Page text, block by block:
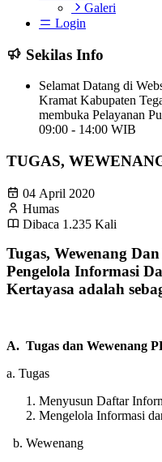
Galeri
Login
Sekilas Info
Selamat Datang di
Kramat Kabupaten
membuka Pelayanan
09:00 - 14:00 WIB
TUGAS,
04 April 2020
Humas
Dibaca 1.235 Kali
Tugas, Wewenang
Pengelola Informasi
Kertayasa adalah
A. Tugas dan Wewenang
a. Tugas
Menyusun Daftar
Mengelola Informasi
b. Wewenang